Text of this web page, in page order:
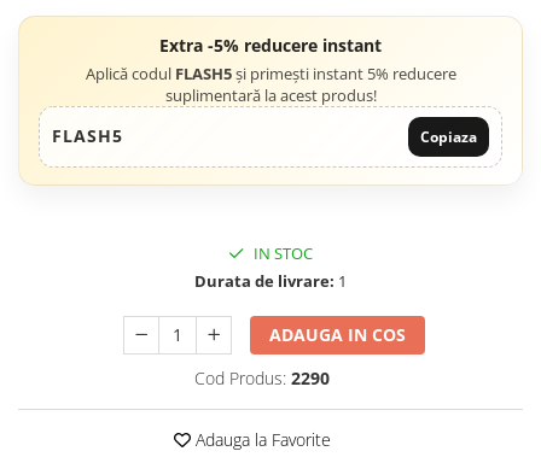
Baseball
UNIVERSUL COPIILOR
Costume si seturi pentru copii
Accesorii costume copii
Jucarii antistres
Figurine si masinute duble
Instrumente muzicale de jucarie
Gaming, Carti & Birotica
Costume Halloween copii
Costume spiderman
ACCESORII & DIVERSE
Extra -5% reducere instant
Aplică codul FLASH5și primești instant 5% reducere
suplimentară la acest produs!
FLASH5 Copiaza
IN STOC
Durata de livrare: 1
ADAUGA IN COS
Cod Produs: 2290
Adauga la Favorite